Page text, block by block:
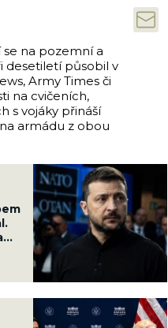
na pozemní a
desetiletí působil v
Army Times či
na cvičeních,
s vojáky přináší
armádu z obou